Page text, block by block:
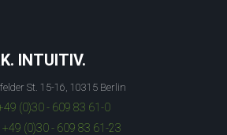
INTUITIV.
St. 15-16, 10315 Berlin
(0)30 - 609 83 61-0
+49 (0)30 - 609 83 61-23